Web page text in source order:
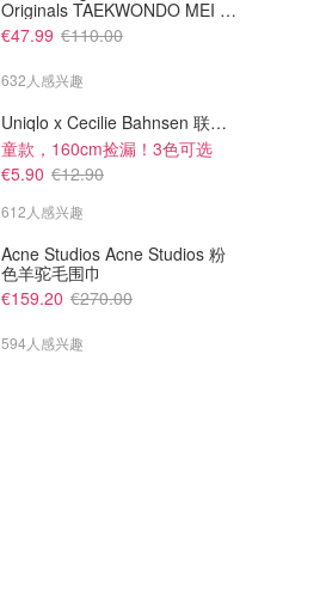
€30.80
红
Originals TAEKWONDO MEI 芭
蕾鞋 棕色米色
€47.99 €110.00
632人感兴趣
Uniqlo x Cecilie Bahnsen 联名T恤
童款，160cm捡漏！3色可选
€5.90 €12.90
612人感兴趣
Acne Studios Acne Studios 粉
色羊驼毛围巾
€159.20 €270.00
594人感兴趣